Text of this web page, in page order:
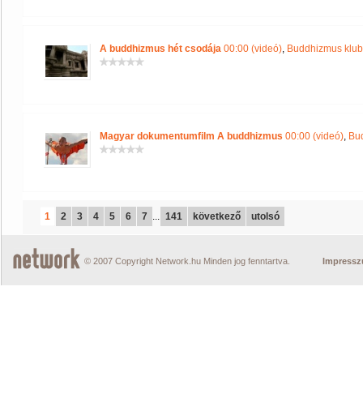
A buddhizmus hét csodája 00:00 (videó), Buddhizmus klub
Magyar dokumentumfilm A buddhizmus 00:00 (videó),
1 2 3 4 5 6 7 ... 141 következő utolsó
© 2007 Copyright Network.hu Minden jog fenntartva.